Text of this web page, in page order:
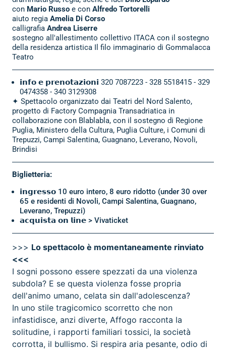
>>> Lo spettacolo è momentaneamente rinviato
<<<
I sogni possono essere spezzati da una violenza
subdola? E se questa violenza fosse propria
dell'animo umano, celata sin dall'adolescenza?
In uno stile tragicomico scorretto che non
infastidisce, anzi diverte, Affogo racconta la
solitudine, i rapporti familiari tossici, la società
corrotta, il bullismo. Si respira aria pesante, odio di
con Mario Russo e con Alfredo Tortorelli
aiuto regia Amelia Di Corso
calligrafia Andrea Liserre
sostegno all'allestimento collettivo ITACA con il sostegno
della residenza artistica Il filo immaginario di Gommalacca
Teatro
𝗶𝗻𝗳𝗼 𝗲 𝗽𝗿𝗲𝗻𝗼𝘁𝗮𝘇𝗶𝗼𝗻𝗶 320 7087223 - 328 5518415 - 329
0474358 - 340 3129308
✦ Spettacolo organizzato dai Teatri del Nord Salento,
progetto di Factory Compagnia Transadriatica in
collaborazione con Blablabla, con il sostegno di Regione
Puglia, Ministero della Cultura, Puglia Culture, i Comuni di
Trepuzzi, Campi Salentina, Guagnano, Leverano, Novoli,
Brindisi
Biglietteria:
𝗶𝗻𝗴𝗿𝗲𝘀𝘀𝗼 10 euro intero, 8 euro ridotto (under 30 over
65 e residenti di Novoli, Campi Salentina, Guagnano,
Leverano, Trepuzzi)
𝗮𝗰𝗾𝘂𝗶𝘀𝘁𝗮 𝗼𝗻 𝗹𝗶𝗻𝗲 > Vivaticket